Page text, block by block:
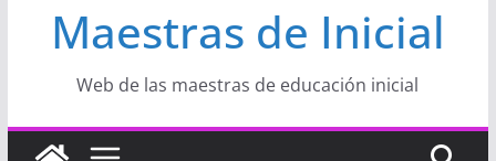
de la Educación Inicial»
Proyecto de Aprendizaje
Un regalo para
Hermosos dibujos para MAMÁ: colorea con
Maestras de Inicial
Web de las maestras de educación inicial